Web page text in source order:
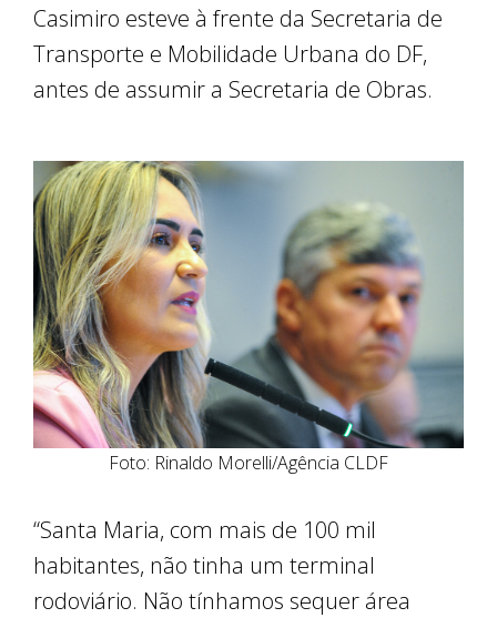
Casimiro esteve à frente da Secretaria de
Transporte e Mobilidade Urbana do DF,
antes de assumir a Secretaria de Obras.
Foto: Rinaldo Morelli/Agência CLDF
“Santa Maria, com mais de 100 mil
habitantes, não tinha um terminal
rodoviário. Não tínhamos sequer área